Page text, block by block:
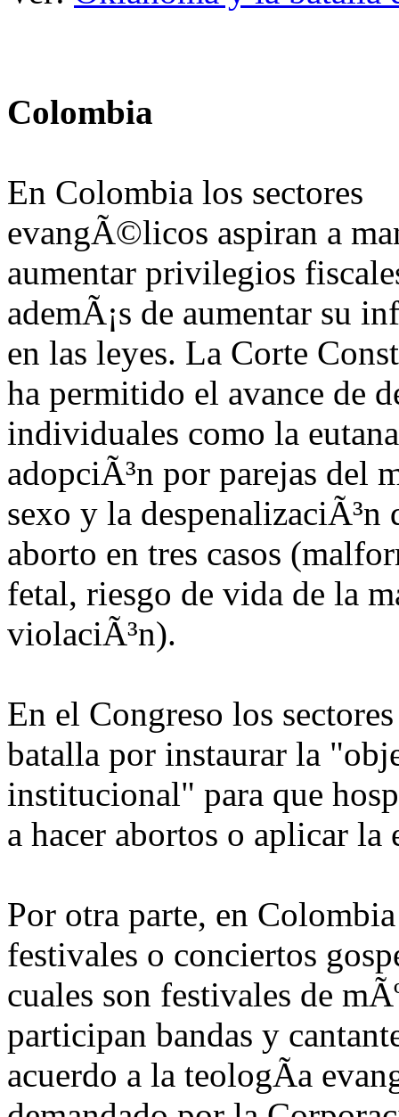
Colombia
En Colombia los sectores
evangÃ©licos aspiran a
aumentar privilegios
ademÃ¡s de aumentar su
en las leyes. La Corte
ha permitido el avance de
individuales como la
adopciÃ³n por parejas del
sexo y la despenalizaciÃ³n
aborto en tres casos
fetal, riesgo de vida de la
violaciÃ³n).
En el Congreso los
batalla por instaurar la
institucional" para que
a hacer abortos o aplicar la
Por otra parte, en
festivales o conciertos
cuales son festivales de
participan bandas y
acuerdo a la teologÃ­a